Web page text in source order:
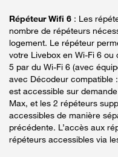
Répéteur Wifi 6 : Les
nombre de répéteurs
logement. Le répéteur
votre Livebox en Wi-Fi 6
5 par du Wi-Fi 6 (avec
avec Décodeur compatible
est accessible sur
Max, et les 2 répéteurs
accessibles de manière
précédente. L’accès aux
répéteurs accessibles via